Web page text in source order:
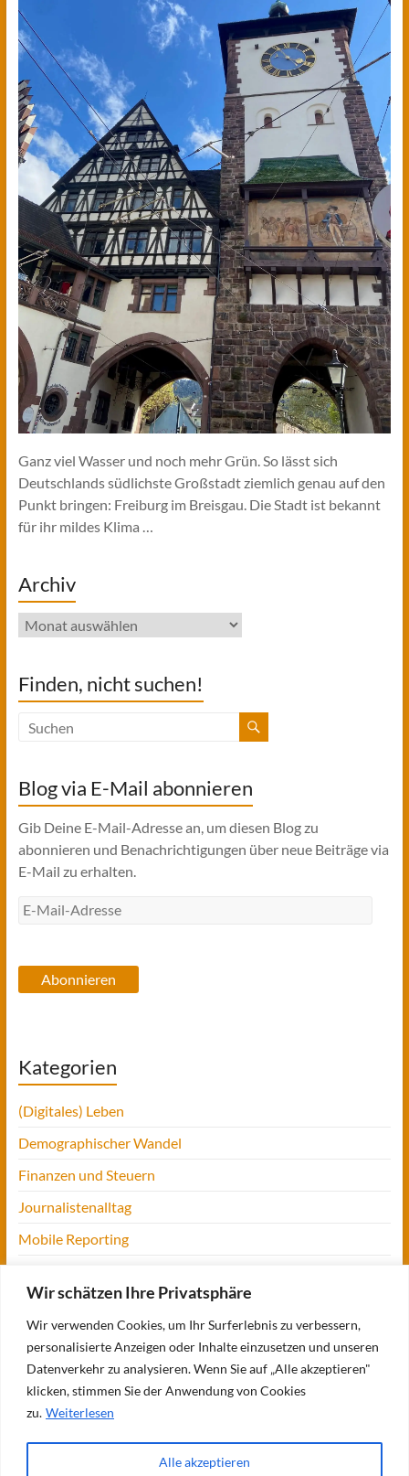
Wir schätzen Ihre Privatsphäre
Wir verwenden Cookies, um Ihr Surferlebnis zu verbessern,
personalisierte Anzeigen oder Inhalte einzusetzen und unseren
Datenverkehr zu analysieren. Wenn Sie auf „Alle akzeptieren"
klicken, stimmen Sie der Anwendung von Cookies
zu. Weiterlesen
Alle akzeptieren
Ganz viel Wasser und noch mehr Grün. So lässt sich
Deutschlands südlichste Großstadt ziemlich genau auf den
Punkt bringen: Freiburg im Breisgau. Die Stadt ist bekannt
für ihr mildes Klima …
Archiv
Archiv
Finden, nicht suchen!
Blog via E-Mail abonnieren
Gib Deine E-Mail-Adresse an, um diesen Blog zu
abonnieren und Benachrichtigungen über neue Beiträge via
E-Mail zu erhalten.
E-
Abonnieren
Kategorien
(Digitales) Leben
Demographischer Wandel
Finanzen und Steuern
Journalistenalltag
Mobile Reporting
Tansania
UofM
Verbraucherjournalismus
Workshops, Konferenzen & Messen